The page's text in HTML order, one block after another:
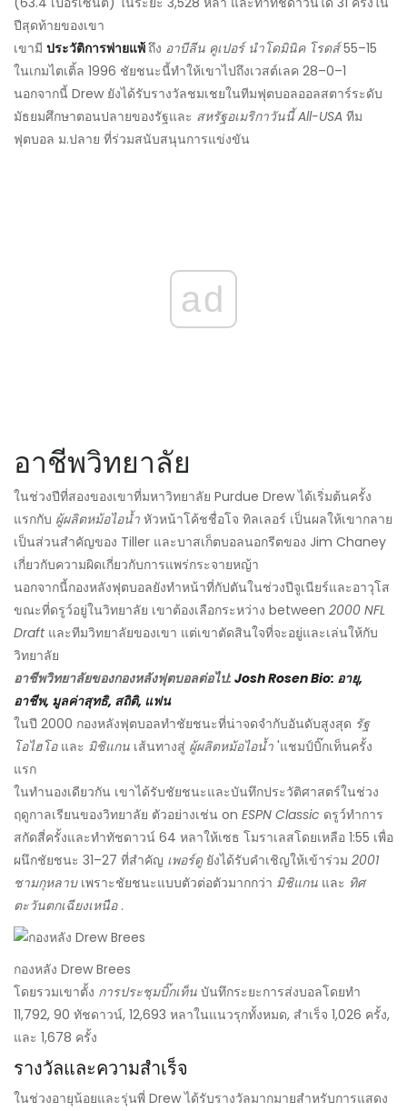
ปีสุดท้ายของเขา
เขามี ประวัติการพ่ายแพ้ถึง อาบีลีน คูเปอร์ นำโดมินิค โรดส์55–15
ในเกมไตเติ้ล 1996 ชัยชนะนี้ทำให้เขาไปถึงเวสต์เลค 28–0–1
นอกจากนี้ Drew ยังได้รับรางวัลชมเชยในทีมฟุตบอลออลสตาร์ระดับ
มัธยมศึกษาตอนปลายของรัฐและ สหรัฐอเมริกาวันนี้ All-USA ทีม
ฟุตบอล ม.ปลาย ที่ร่วมสนับสนุนการแข่งขัน
ad
อาชีพวิทยาลัย
ในช่วงปีที่สองของเขาที่มหาวิทยาลัย Purdue Drew ได้เริ่มต้นครั้ง
แรกกับ ผู้ผลิตหม้อไอน้ำ หัวหน้าโค้ชชื่อโจ ทิลเลอร์ เป็นผลให้เขากลาย
เป็นส่วนสำคัญของ Tiller และบาสเก็ตบอลนอกรีตของ Jim Chaney
เกี่ยวกับความผิดเกี่ยวกับการแพร่กระจายหญ้า
นอกจากนี้กองหลังฟุตบอลยังทำหน้าที่กัปตันในช่วงปีจูเนียร์และอาวุโส
ขณะที่ดรูว์อยู่ในวิทยาลัย เขาต้องเลือกระหว่าง between 2000 NFL
Draftและทีมวิทยาลัยของเขา แต่เขาตัดสินใจที่จะอยู่และเล่นให้กับ
วิทยาลัย
อาชีพวิทยาลัยของกองหลังฟุตบอลต่อไป: Josh Rosen Bio: อายุ,
อาชีพ, มูลค่าสุทธิ, สถิติ, แฟน
ในปี 2000 กองหลังฟุตบอลทำชัยชนะที่น่าจดจำกับอันดับสูงสุด รัฐ
โอไฮโอและ มิชิแกน เส้นทางสู่ ผู้ผลิตหม้อไอน้ำ 'แชมป์บิ๊กเท็นครั้ง
แรก
ในทำนองเดียวกัน เขาได้รับชัยชนะและบันทึกประวัติศาสตร์ในช่วง
ฤดูกาลเรียนของวิทยาลัย ตัวอย่างเช่น on ESPN Classic ดรูว์ทำการ
สกัดสี่ครั้งและทำทัชดาวน์ 64 หลาให้เซธ โมราเลสโดยเหลือ 1:55 เพื่อ
ผนึกชัยชนะ 31–27 ที่สำคัญ เพอร์ดูยังได้รับคำเชิญให้เข้าร่วม 2001
ชามกุหลาบเพราะชัยชนะแบบตัวต่อตัวมากกว่า มิชิแกน และ ทิศ
ตะวันตกเฉียงเหนือ.
กองหลัง Drew Brees
โดยรวมเขาตั้ง การประชุมบิ๊กเท็น บันทึกระยะการส่งบอลโดยทำ
11,792, 90 ทัชดาวน์, 12,693 หลาในแนวรุกทั้งหมด, สำเร็จ 1,026 ครั้ง,
และ 1,678 ครั้ง
รางวัลและความสำเร็จ
ในช่วงอายุน้อยและรุ่นพี่ Drew ได้รับรางวัลมากมายสำหรับการแสดง